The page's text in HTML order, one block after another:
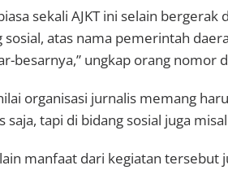
sekali AJKT ini selain
sosial, atas nama pemerintah
besarnya,” ungkap orang nomor
organisasi jurnalis memang
saja, tapi di bidang sosial juga
manfaat dari kegiatan tersebut